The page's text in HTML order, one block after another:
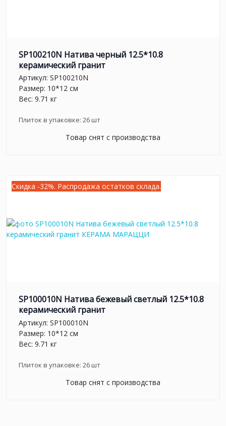
SP100210N Натива черный 12.5*10.8
керамический гранит
Артикул: SP100210N
Размер: 10*12 см
Вес: 9.71 кг
Плиток в упаковке: 26шт
Товар снят с производства
Скидка -32%. Распродажа остатков склада.
SP100010N Натива бежевый светлый 12.5*10.8
керамический гранит
Артикул: SP100010N
Размер: 10*12 см
Вес: 9.71 кг
Плиток в упаковке: 26шт
Товар снят с производства